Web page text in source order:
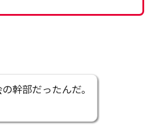
幹部だったんだ。